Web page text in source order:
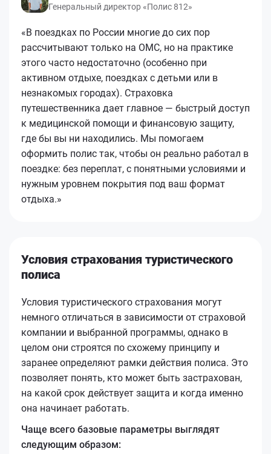
Генеральный директор «Полис 812»
«В поездках по России многие до сих пор
рассчитывают только на ОМС, но на практике
этого часто недостаточно (особенно при
активном отдыхе, поездках с детьми или в
незнакомых городах). Страховка
путешественника дает главное — быстрый доступ
к медицинской помощи и финансовую защиту,
где бы вы ни находились. Мы помогаем
оформить полис так, чтобы он реально работал в
поездке: без переплат, с понятными условиями и
нужным уровнем покрытия под ваш формат
отдыха.»
Условия страхования туристического
полиса
Условия туристического страхования могут
немного отличаться в зависимости от страховой
компании и выбранной программы, однако в
целом они строятся по схожему принципу и
заранее определяют рамки действия полиса. Это
позволяет понять, кто может быть застрахован,
на какой срок действует защита и когда именно
она начинает работать.
Чаще всего базовые параметры выглядят
следующим образом: